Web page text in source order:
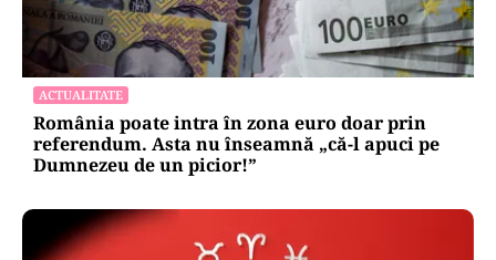
ACTUALITATE
România poate intra în zona euro doar prin
referendum. Asta nu înseamnă „că-l apuci pe
Dumnezeu de un picior!”